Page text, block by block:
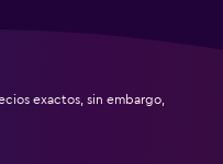
exactos, sin embargo,